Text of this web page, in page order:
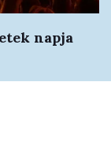
napja